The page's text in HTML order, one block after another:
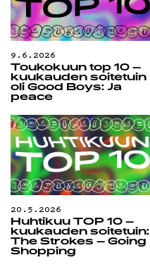
9.6.2026
Toukokuun top 10 –
kuukauden soitetuin
oli Good Boys: Ja
peace
20.5.2026
Huhtikuu TOP 10 –
kuukauden soitetuin:
The Strokes – Going
Shopping